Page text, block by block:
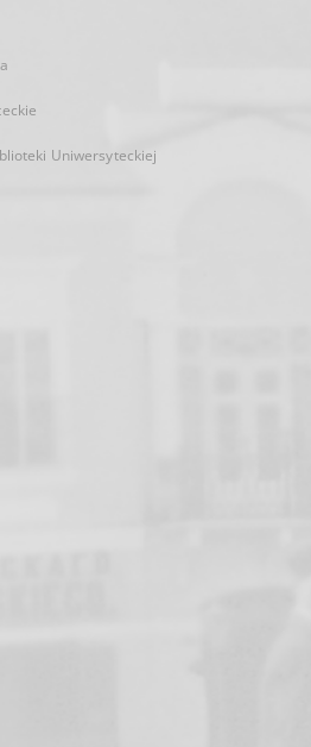
Uniwersyteckiej